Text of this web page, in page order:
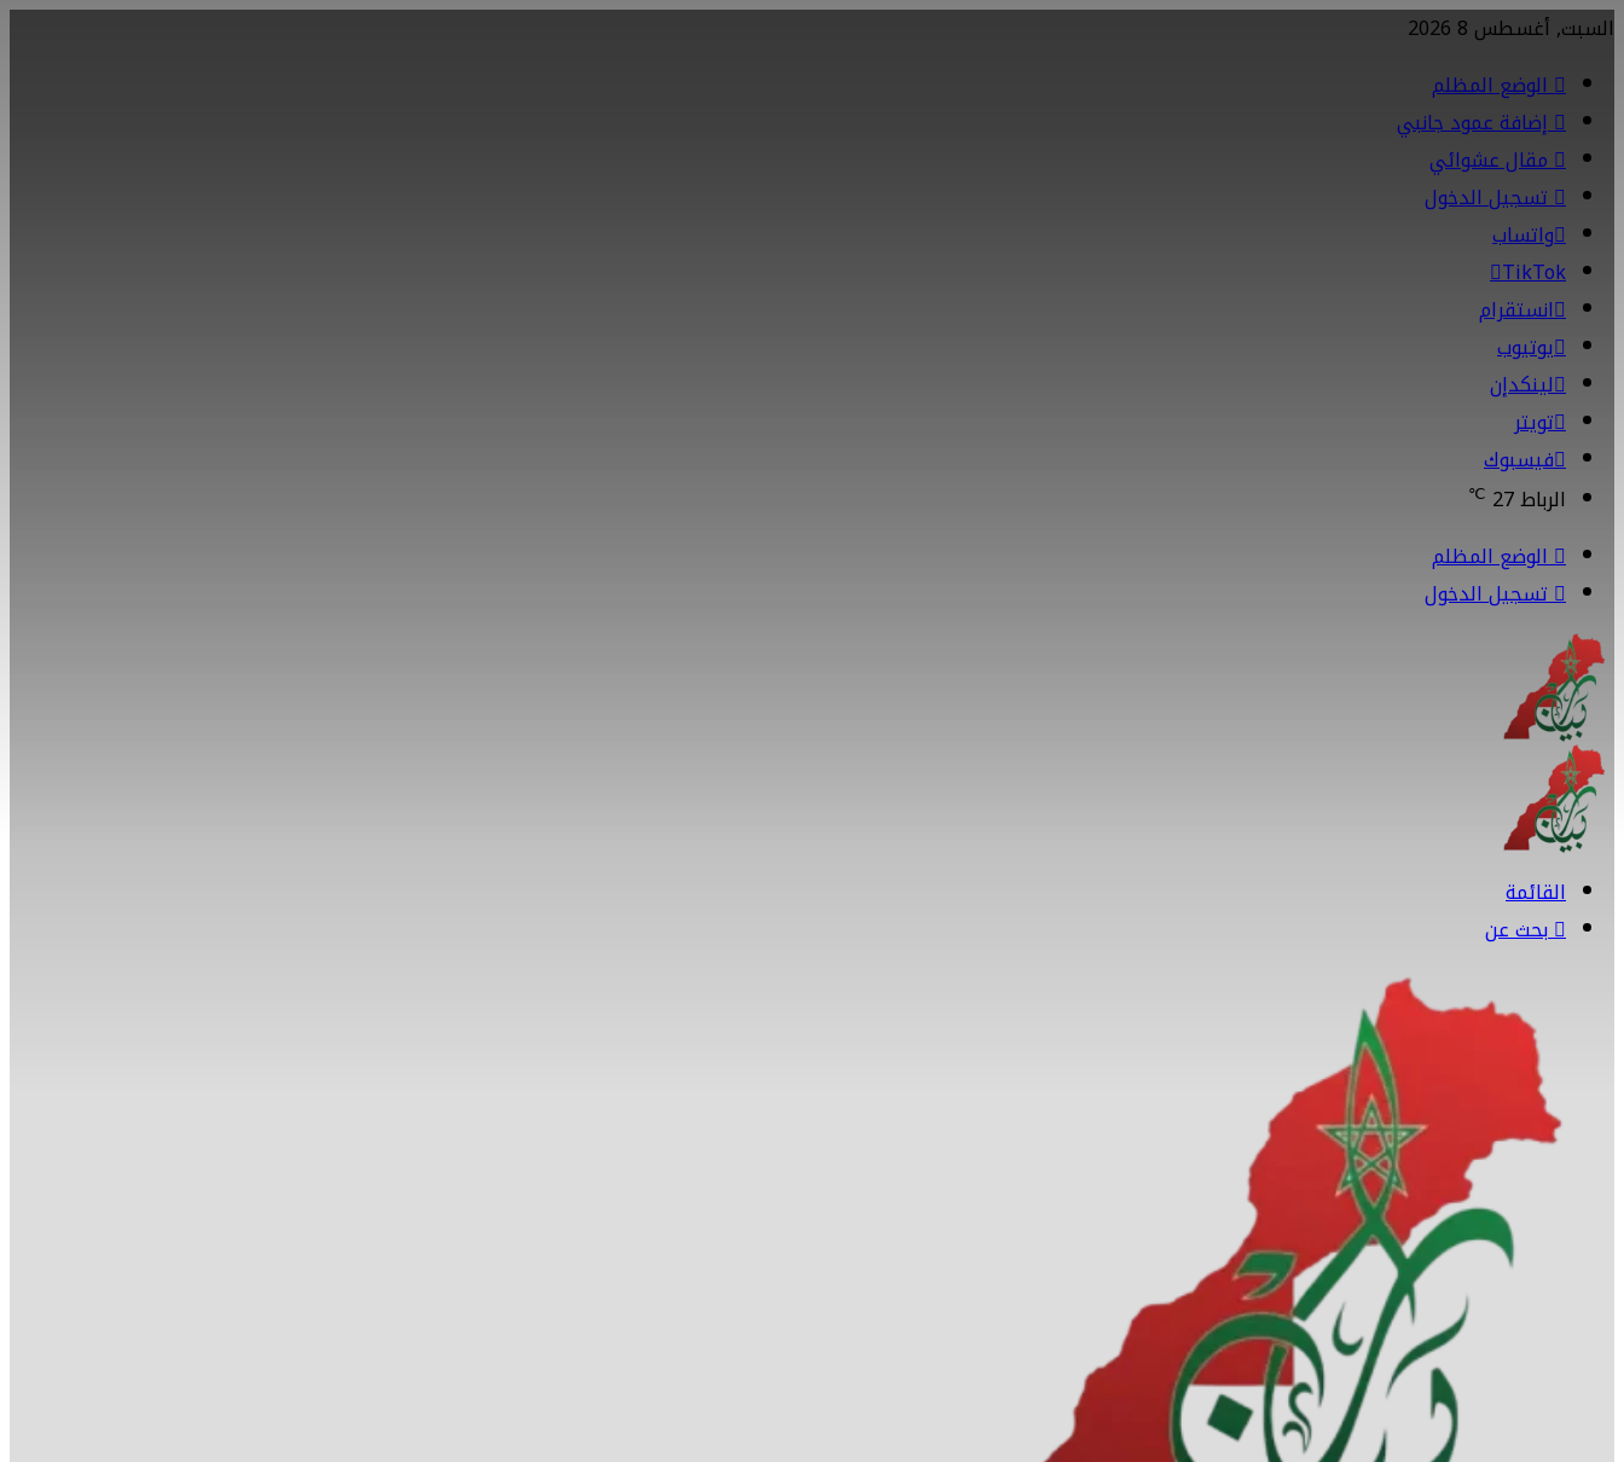
السبت, أغسطس 8 2026
الوضع المظلم
إضافة عمود جانبي
مقال عشوائي
تسجيل الدخول
واتساب
TikTok
انستقرام
يوتيوب
لينكدإن
تويتر
فيسبوك
الرباط27
℃
الوضع المظلم
تسجيل الدخول
القائمة
بحث عن